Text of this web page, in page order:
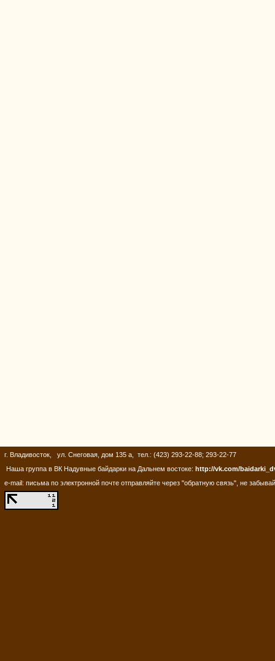
г. Владивосток, ул. Снеговая, дом 135 а, тел.: (423) 293-22-88; 293-22-77
Наша группа в ВК Надувные байдарки на Дальнем востоке: http://vk.com/
e-mail: письма по электронной почте отправляйте через "обратную связь", не